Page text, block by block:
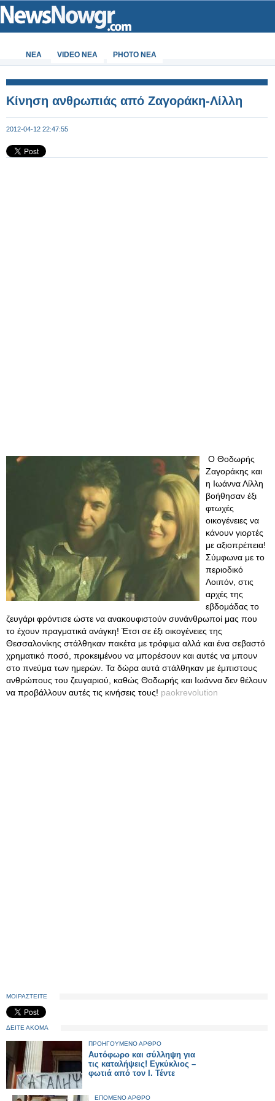
ΝΕΑ VIDEO NEA PHOTO NEA
Κίνηση ανθρωπιάς από Ζαγοράκη-Λίλλη
2012-04-12 22:47:55
Ο Θοδωρής
Ζαγοράκης και
η Ιωάννα Λίλλη
βοήθησαν έξι
φτωχές
οικογένειες να
κάνουν γιορτές
με αξιοπρέπεια!
Σύμφωνα με το
περιοδικό
Λοιπόν, στις
αρχές της
εβδομάδας το
ζευγάρι φρόντισε ώστε να ανακουφιστούν συνάνθρωποί μας που
το έχουν πραγματικά ανάγκη! Έτσι σε έξι οικογένειες της
Θεσσαλονίκης στάλθηκαν πακέτα με τρόφιμα αλλά και ένα σεβαστό
χρηματικό ποσό, προκειμένου να μπορέσουν και αυτές να μπουν
στο πνεύμα των ημερών. Τα δώρα αυτά στάλθηκαν με έμπιστους
ανθρώπους του ζευγαριού, καθώς Θοδωρής και Ιωάννα δεν θέλουν
να προβάλλουν αυτές τις κινήσεις τους! paokrevolution
ΜΟΙΡΑΣΤΕΙΤΕ
ΔΕΙΤΕ ΑΚΟΜΑ
ΠΡΟΗΓΟΥΜΕΝΟ ΑΡΘΡΟ
Αυτόφωρο και σύλληψη για
τις καταλήψεις! Εγκύκλιος –
φωτιά από τον Ι. Τέντε
ΕΠΟΜΕΝΟ ΑΡΘΡΟ